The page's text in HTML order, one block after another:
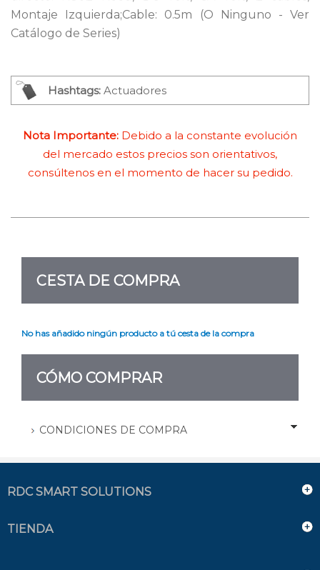
Montaje Izquierda;Cable: 0.5m (O Ninguno - Ver
Catálogo de Series)
Hashtags: Actuadores
Nota Importante: Debido a la constante evolución
del mercado estos precios son orientativos,
consúltenos en el momento de hacer su pedido.
CESTA DE COMPRA
No has añadido ningún producto a tú cesta de la compra
CÓMO COMPRAR
CONDICIONES DE COMPRA
RDC SMART SOLUTIONS
TIENDA